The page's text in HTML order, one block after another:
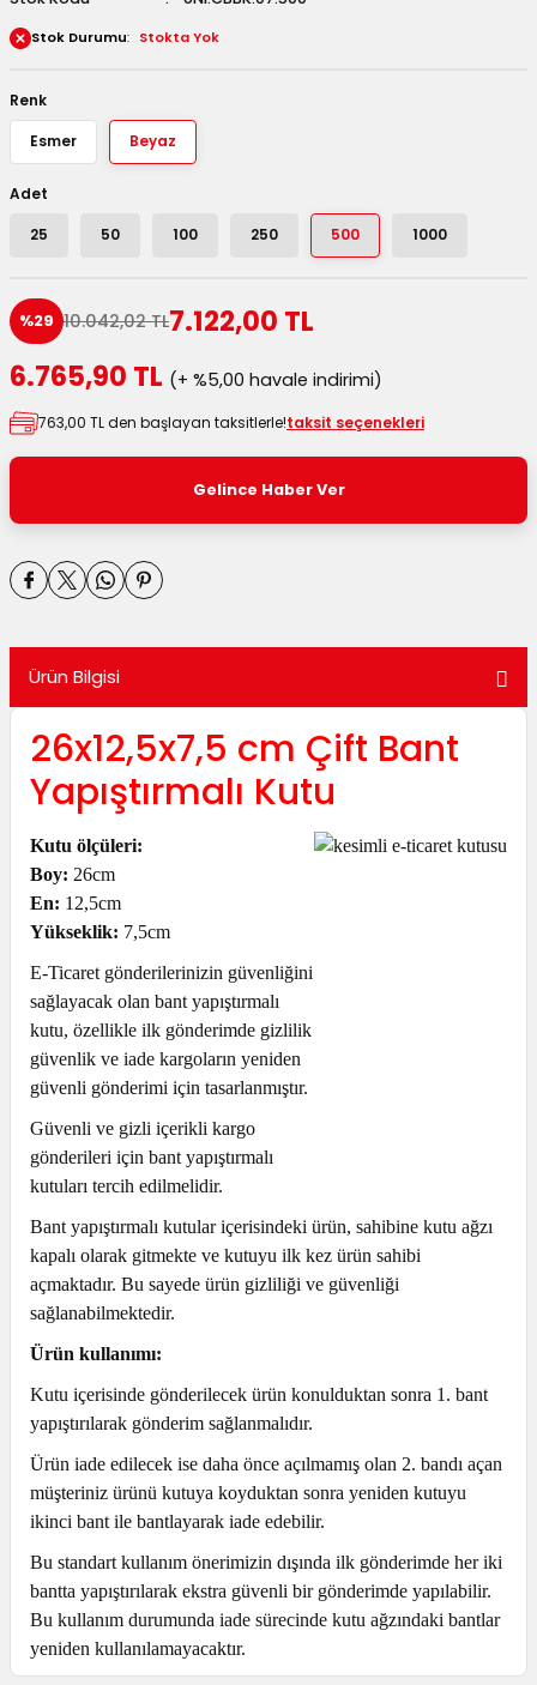
Kutuları
Masura Kapaklı
Stok Durumu Stokta Yok
Renk
Esmer Beyaz
Adet
25 50 100 250 500 1000
%29 10.042,02 TL7.122,00 TL
6.765,90 TL (+ %5,00 havale indirimi)
763,00 TL den başlayan taksitlerle!taksit seçenekleri
Gelince Haber Ver
Ürün Bilgisi
26x12,5x7,5 cm Çift Bant
Yapıştırmalı Kutu
Kutu ölçüleri:
Boy: 26cm
En: 12,5cm
Yükseklik: 7,5cm
E-Ticaret gönderilerinizin güvenliğini
sağlayacak olan bant yapıştırmalı
kutu, özellikle ilk gönderimde gizlilik
güvenlik ve iade kargoların yeniden
güvenli gönderimi için tasarlanmıştır.
Güvenli ve gizli içerikli kargo
gönderileri için bant yapıştırmalı
kutuları tercih edilmelidir.
Bant yapıştırmalı kutular içerisindeki ürün, sahibine kutu ağzı
kapalı olarak gitmekte ve kutuyu ilk kez ürün sahibi
açmaktadır. Bu sayede ürün gizliliği ve güvenliği
sağlanabilmektedir.
Ürün kullanımı:
Kutu içerisinde gönderilecek ürün konulduktan sonra 1. bant
yapıştırılarak gönderim sağlanmalıdır.
Ürün iade edilecek ise daha önce açılmamış olan 2. bandı açan
müşteriniz ürünü kutuya koyduktan sonra yeniden kutuyu
ikinci bant ile bantlayarak iade edebilir.
Bu standart kullanım önerimizin dışında ilk gönderimde her iki
bantta yapıştırılarak ekstra güvenli bir gönderimde yapılabilir.
Bu kullanım durumunda iade sürecinde kutu ağzındaki bantlar
yeniden kullanılamayacaktır.